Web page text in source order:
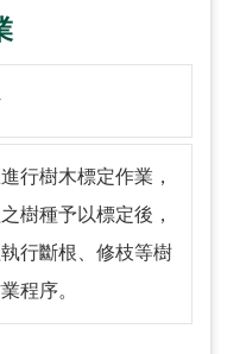
行樹木標定作業，
樹種予以標定後，
行斷根、修枝等樹
程序。